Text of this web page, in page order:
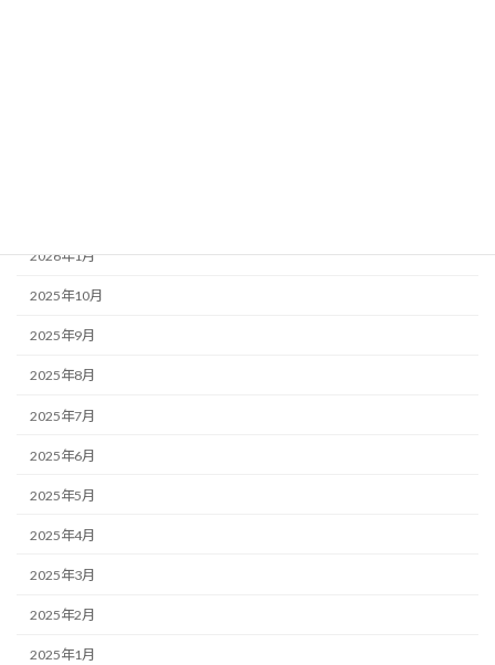
2026年1月
2025年10月
2025年9月
2025年8月
2025年7月
2025年6月
2025年5月
2025年4月
2025年3月
2025年2月
2025年1月